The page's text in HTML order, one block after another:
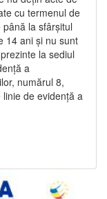
cu termenul de
la sfârșitul
14 ani și nu sunt
la sediul
a
numărul 8,
de evidență a